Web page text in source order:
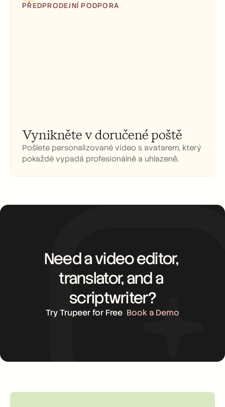
PŘEDPRODEJNÍ PODPORA
Vynikněte v doručené poště
Pošlete personalizované video s avatarem, který
pokaždé vypadá profesionálně a uhlazeně.
Need a video editor,
translator, and a
scriptwriter?
Try Trupeer for Free Book a Demo